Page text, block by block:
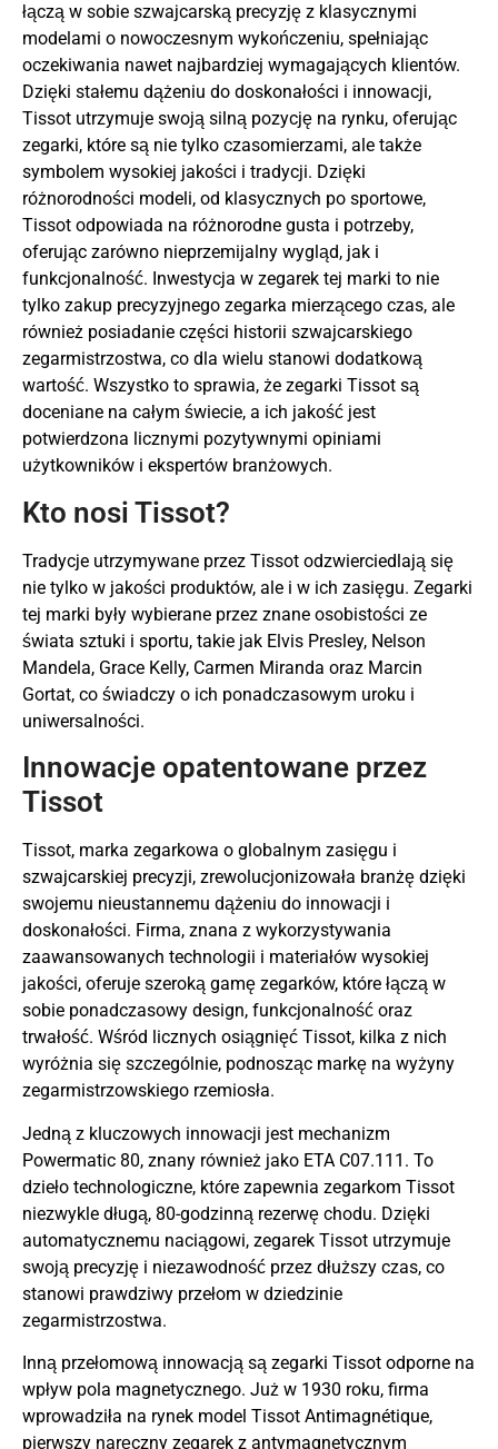
łączą w sobie szwajcarską precyzję z klasycznymi
modelami o nowoczesnym wykończeniu, spełniając
oczekiwania nawet najbardziej wymagających klientów.
Dzięki stałemu dążeniu do doskonałości i innowacji,
Tissot utrzymuje swoją silną pozycję na rynku, oferując
zegarki, które są nie tylko czasomierzami, ale także
symbolem wysokiej jakości i tradycji. Dzięki
różnorodności modeli, od klasycznych po sportowe,
Tissot odpowiada na różnorodne gusta i potrzeby,
oferując zarówno nieprzemijalny wygląd, jak i
funkcjonalność. Inwestycja w zegarek tej marki to nie
tylko zakup precyzyjnego zegarka mierzącego czas, ale
również posiadanie części historii szwajcarskiego
zegarmistrzostwa, co dla wielu stanowi dodatkową
wartość. Wszystko to sprawia, że zegarki Tissot są
doceniane na całym świecie, a ich jakość jest
potwierdzona licznymi pozytywnymi opiniami
użytkowników i ekspertów branżowych.
Kto nosi Tissot?
Tradycje utrzymywane przez Tissot odzwierciedlają się
nie tylko w jakości produktów, ale i w ich zasięgu. Zegarki
tej marki były wybierane przez znane osobistości ze
świata sztuki i sportu, takie jak Elvis Presley, Nelson
Mandela, Grace Kelly, Carmen Miranda oraz Marcin
Gortat, co świadczy o ich ponadczasowym uroku i
uniwersalności.
Innowacje opatentowane przez
Tissot
Tissot, marka zegarkowa o globalnym zasięgu i
szwajcarskiej precyzji, zrewolucjonizowała branżę dzięki
swojemu nieustannemu dążeniu do innowacji i
doskonałości. Firma, znana z wykorzystywania
zaawansowanych technologii i materiałów wysokiej
jakości, oferuje szeroką gamę zegarków, które łączą w
sobie ponadczasowy design, funkcjonalność oraz
trwałość. Wśród licznych osiągnięć Tissot, kilka z nich
wyróżnia się szczególnie, podnosząc markę na wyżyny
zegarmistrzowskiego rzemiosła.
Jedną z kluczowych innowacji jest mechanizm
Powermatic 80, znany również jako ETA C07.111. To
dzieło technologiczne, które zapewnia zegarkom Tissot
niezwykle długą, 80-godzinną rezerwę chodu. Dzięki
automatycznemu naciągowi, zegarek Tissot utrzymuje
swoją precyzję i niezawodność przez dłuższy czas, co
stanowi prawdziwy przełom w dziedzinie
zegarmistrzostwa.
Inną przełomową innowacją są zegarki Tissot odporne na
wpływ pola magnetycznego. Już w 1930 roku, firma
wprowadziła na rynek model Tissot Antimagnétique,
pierwszy naręczny zegarek z antymagnetycznym